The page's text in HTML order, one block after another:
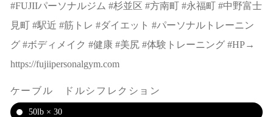
#FUJIIパーソナルジム #杉並区 #方南町 #永福町 #中野富士
見町 #駅近 #筋トレ #ダイエット #パーソナルトレーニン
グ #ボディメイク #健康 #美尻 #体験トレーニング #HP→
https://fujiipersonalgym.com
ケーブル ドルシフレクション
50lb × 30